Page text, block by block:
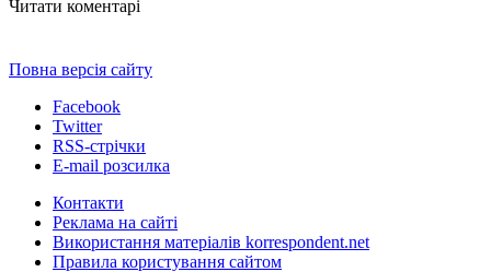
Читати коментарі
Повна версія сайту
Facebook
Twitter
RSS-стрічки
E-mail розсилка
Контакти
Реклама на сайті
Використання матеріалів korrespondent.net
Правила користування сайтом